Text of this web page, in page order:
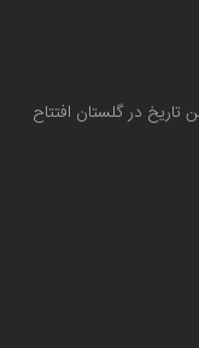
در گلستان افتتاح